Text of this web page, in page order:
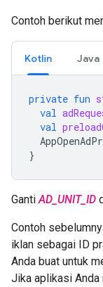
Contoh berikut
Kotlin Java
private fun
val
val
}
GantiAD_UNIT_ID
Contoh
iklan sebagai ID
Anda buat untuk
Jika aplikasi